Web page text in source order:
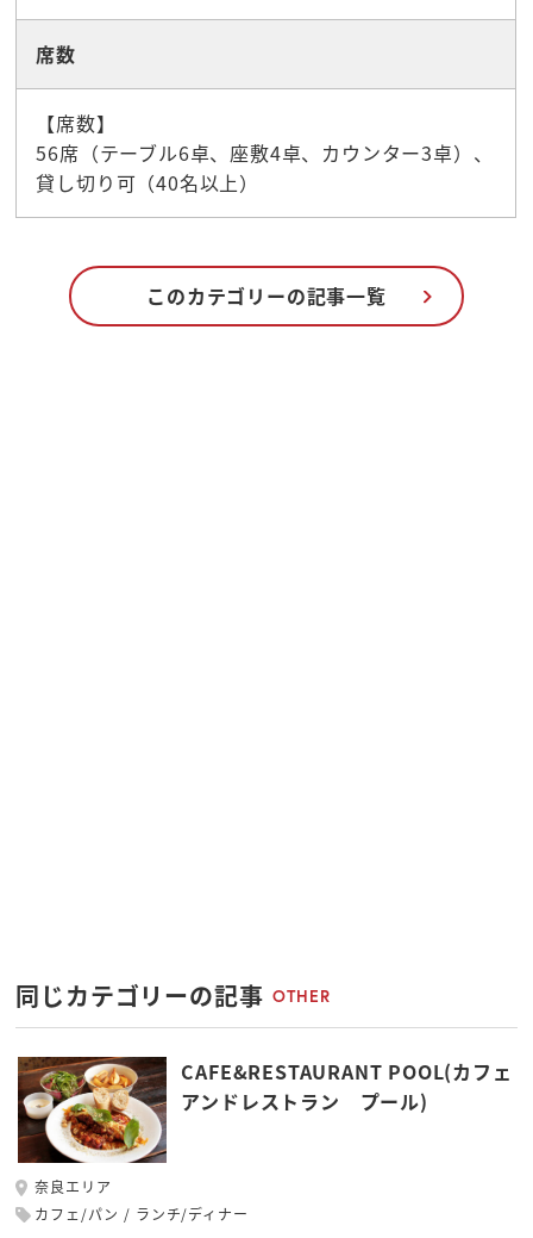
席数
【席数】
56席（テーブル6卓、座敷4卓、カウンター3卓）、
貸し切り可（40名以上）
このカテゴリーの記事一覧
同じカテゴリーの記事 OTHER
CAFE&RESTAURANT POOL(カフェ
アンドレストラン プール)
奈良エリア
カフェ/パン
ランチ/ディナー